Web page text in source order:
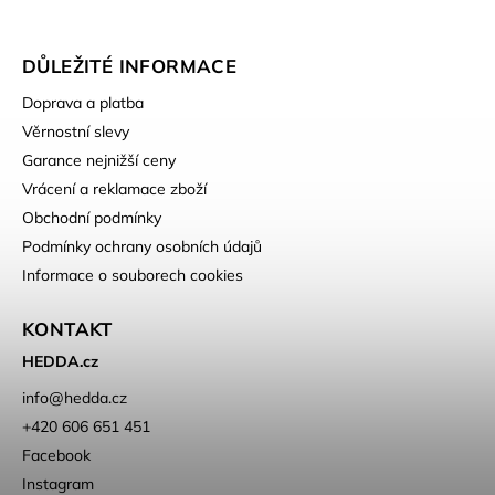
DŮLEŽITÉ INFORMACE
Doprava a platba
Věrnostní slevy
Garance nejnižší ceny
Vrácení a reklamace zboží
Obchodní podmínky
Podmínky ochrany osobních údajů
Informace o souborech cookies
KONTAKT
HEDDA.cz
info@hedda.cz
+420 606 651 451
Facebook
Instagram